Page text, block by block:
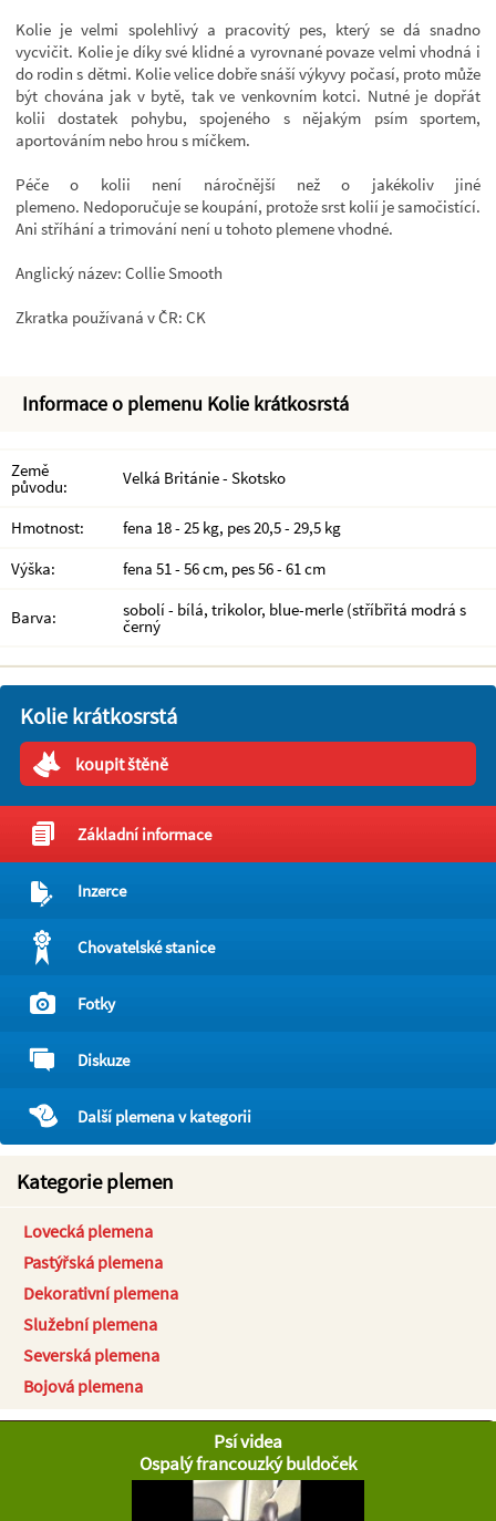
Kolie je velmi spolehlivý a pracovitý pes, který se dá snadno
vycvičit. Kolie je díky své klidné a vyrovnané povaze velmi vhodná i
do rodin s dětmi. Kolie velice dobře snáší výkyvy počasí, proto může
být chována jak v bytě, tak ve venkovním kotci. Nutné je dopřát
kolii dostatek pohybu, spojeného s nějakým psím sportem,
aportováním nebo hrou s míčkem.
Péče o kolii není náročnější než o jakékoliv jiné
plemeno. Nedoporučuje se koupání, protože srst kolií je samočistící.
Ani stříhání a trimování není u tohoto plemene vhodné.
Anglický název: Collie Smooth
Zkratka používaná v ČR: CK
Informace o plemenu Kolie krátkosrstá
Země
původu: Velká Británie - Skotsko
Hmotnost:
fena 18 - 25 kg, pes 20,5 - 29,5 kg
Výška:
fena 51 - 56 cm, pes 56 - 61 cm
Barva: sobolí - bílá, trikolor, blue-merle (stříbřitá modrá s
černý
Kolie krátkosrstá
koupit štěně
Základní informace
Inzerce
Chovatelské stanice
Fotky
Diskuze
Další plemena v kategorii
Kategorie plemen
Lovecká plemena
Pastýřská plemena
Dekorativní plemena
Služební plemena
Severská plemena
Bojová plemena
Psí videa
Ospalý francouzký buldoček